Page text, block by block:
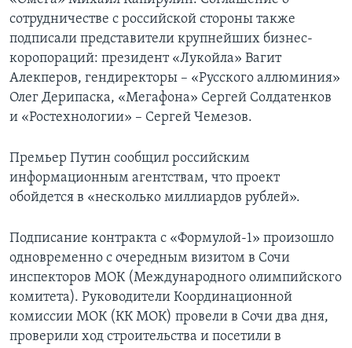
сотрудничестве с российской стороны также
подписали представители крупнейших бизнес-
коропораций: президент «Лукойла» Вагит
Алекперов, гендиректоры – «Русского аллюминия»
Олег Дерипаска, «Мегафона» Сергей Солдатенков
и «Ростехнологии» – Сергей Чемезов.
Премьер Путин сообщил российским
информационным агентствам, что проект
обойдется в «несколько миллиардов рублей».
Подписание контракта с «Формулой-1» произошло
одновременно с очередным визитом в Сочи
инспекторов МОК (Международного олимпийского
комитета). Руководители Координационной
комиссии МОК (КК МОК) провели в Сочи два дня,
проверили ход строительства и посетили в